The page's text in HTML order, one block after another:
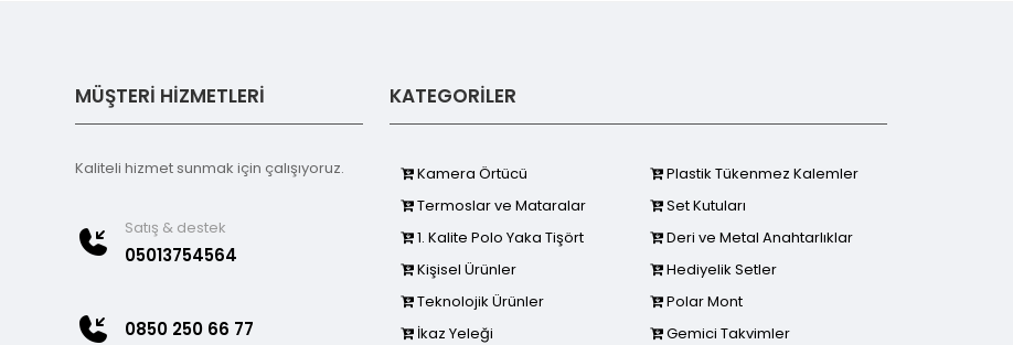
MÜŞTERİ HİZMETLERİ
Kaliteli hizmet sunmak için çalışıyoruz.
Satış & destek
05013754564
0850 250 66 77
KATEGORİLER
Kamera Örtücü
Plastik Tükenmez Kalemler
Termoslar ve Mataralar
Set Kutuları
1. Kalite Polo Yaka Tişört
Deri ve Metal Anahtarlıklar
Kişisel Ürünler
Hediyelik Setler
Teknolojik Ürünler
Polar Mont
İkaz Yeleği
Gemici Takvimler